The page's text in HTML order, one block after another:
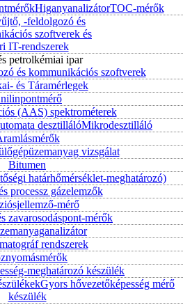
HiganyanalizátorTOC-mérők
-feldolgozó és
szoftverek és
IT-rendszerek
petrolkémiai ipar
és kommunikációs szoftverek
és Táramérlegek
(AAS) spektrométerek
desztillálóMikrodesztilláló
vizsgálat
Bitumen
határhőmérséklet-meghatározó)
processz gázelemzők
mérő
zavarosodáspont-mérők
rendszerek
meghatározó készülék
Gyors hővezetőképesség mérő
készülék